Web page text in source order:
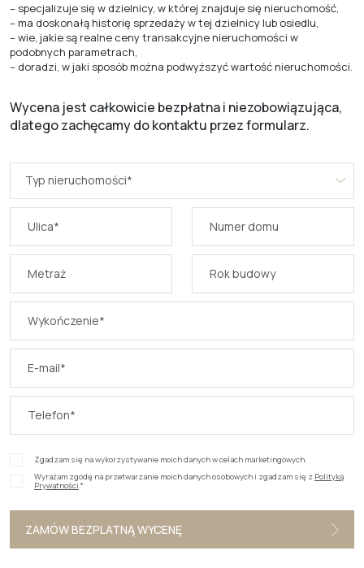
– specjalizuje się w dzielnicy, w której znajduje się nieruchomość,
– ma doskonałą historię sprzedaży w tej dzielnicy lub osiedlu,
– wie, jakie są realne ceny transakcyjne nieruchomości w
podobnych parametrach,
– doradzi, w jaki sposób można podwyższyć wartość nieruchomości.
Wycena jest całkowicie bezpłatna i niezobowiązująca,
dlatego zachęcamy do kontaktu przez formularz.
Typ nieruchomości*
Zgadzam się na wykorzystywanie moich danych w celach marketingowych.
Wyrażam zgodę na przetwarzanie moich danych osobowych i zgadzam się z Polityką
Prywatności.*
ZAMÓW BEZPLATNĄ WYCENĘ